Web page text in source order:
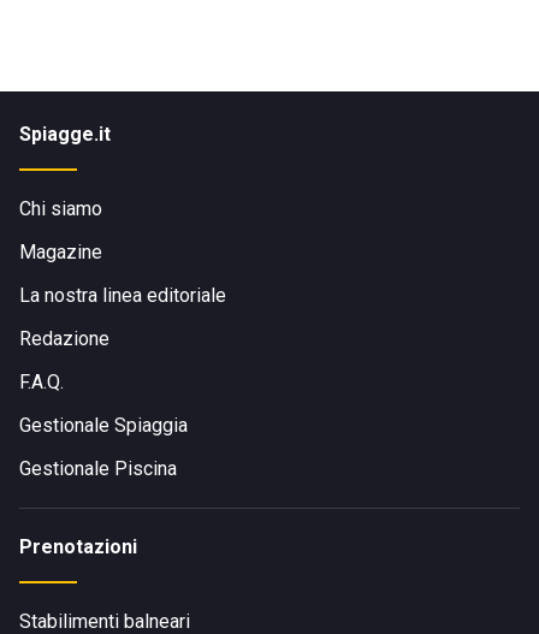
Spiagge.it
Chi siamo
Magazine
La nostra linea editoriale
Redazione
F.A.Q.
Gestionale Spiaggia
Gestionale Piscina
Prenotazioni
Stabilimenti balneari